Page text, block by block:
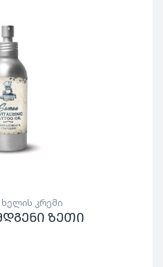
ხელის კრემი
ზეთი